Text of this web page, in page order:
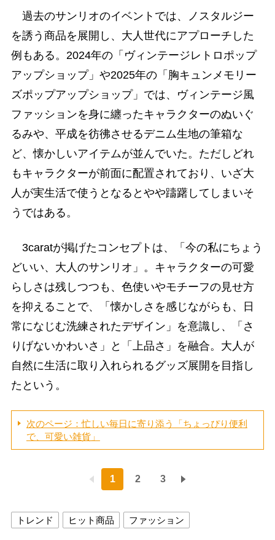
過去のサンリオのイベントでは、ノスタルジー
を誘う商品を展開し、大人世代にアプローチした
例もある。2024年の「ヴィンテージレトロポップ
アップショップ」や2025年の「胸キュンメモリー
ズポップアップショップ」では、ヴィンテージ風
ファッションを身に纏ったキャラクターのぬいぐ
るみや、平成を彷彿させるデニム生地の筆箱な
ど、懐かしいアイテムが並んでいた。ただしどれ
もキャラクターが前面に配置されており、いざ大
人が実生活で使うとなるとやや躊躇してしまいそ
うではある。
3caratが掲げたコンセプトは、「今の私にちょう
どいい、大人のサンリオ」。キャラクターの可愛
らしさは残しつつも、色使いやモチーフの見せ方
を抑えることで、「懐かしさを感じながらも、日
常になじむ洗練されたデザイン」を意識し、「さ
りげないかわいさ」と「上品さ」を融合。大人が
自然に生活に取り入れられるグッズ展開を目指し
たという。
次のページ：忙しい毎日に寄り添う「ちょっぴり便利
で、可愛い雑貨」
1 2 3
トレンド ヒット商品 ファッション